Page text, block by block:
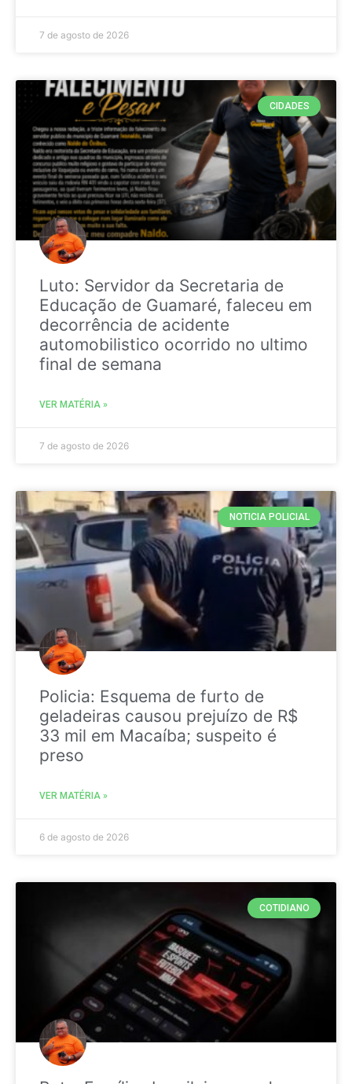
7 de agosto de 2026
CIDADES
Luto: Servidor da Secretaria de
Educação de Guamaré, faleceu em
decorrência de acidente
automobilistico ocorrido no ultimo
final de semana
VER MATÉRIA »
7 de agosto de 2026
NOTICIA POLICIAL
Policia: Esquema de furto de
geladeiras causou prejuízo de R$
33 mil em Macaíba; suspeito é
preso
VER MATÉRIA »
6 de agosto de 2026
COTIDIANO